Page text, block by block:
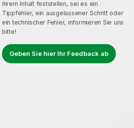
ihrem Inhalt feststellen, sei es ein
Tippfehler, ein ausgelassener Schritt oder
ein technischer Fehler, informieren Sie uns
bitte!
Geben Sie hier Ihr Feedback ab